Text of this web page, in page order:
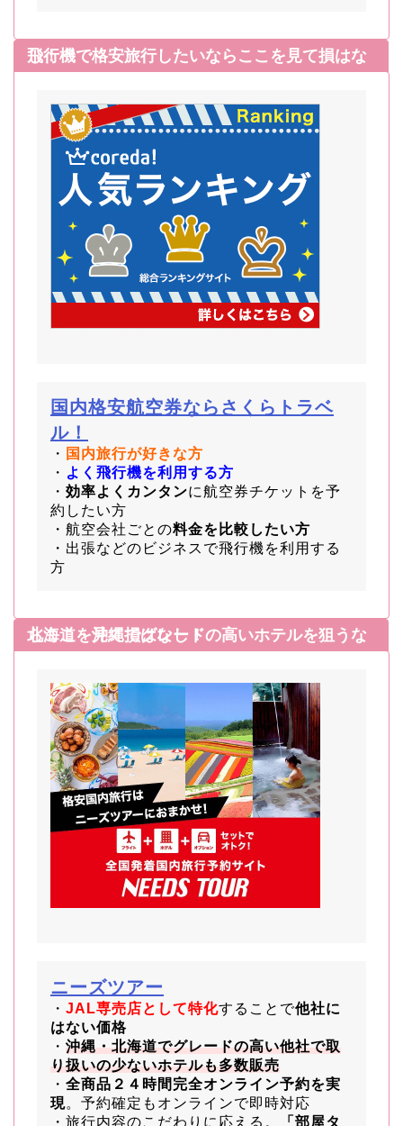
飛行機で格安旅行したいならここを見て損はなし！
国内格安航空券ならさくらトラベ
ル！
・ 国内旅行が好きな方
・ よく飛行機を利用する方
・ 効率よくカンタンに航空券チケットを予
約したい方
・航空会社ごとの料金を比較したい方
・出張などのビジネスで飛行機を利用する
方
北海道・沖縄でグレードの高いホテルを狙うならここを見て損はなし！
ニーズツアー
・ JAL専売店として特化することで他社に
はない価格
・ 沖縄・北海道でグレードの高い他社で取
り扱いの少ないホテルも多数販売
・ 全商品２４時間完全オンライン予約を実
現。予約確定もオンラインで即時対応
・旅行内容のこだわりに応える。
「部屋タ